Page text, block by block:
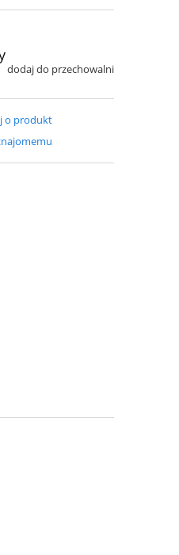
dodaj do przechowalni
o produkt